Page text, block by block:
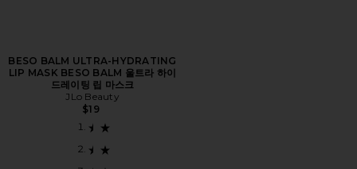
BESO BALM ULTRA-HYDRATING
LIP MASK BESO BALM 울트라 하이
드레이팅 립 마스크
JLo Beauty
$19